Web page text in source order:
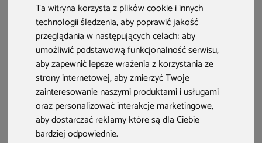
Ta witryna korzysta z plików cookie i innych
technologii śledzenia, aby poprawić jakość
przeglądania w następujących celach:aby
umożliwić podstawową funkcjonalność serwisu,
aby zapewnić lepsze wrażenia z korzystania ze
strony internetowej,aby zmierzyć Twoje
zainteresowanie naszymi produktami i usługami
oraz personalizować interakcje marketingowe,
aby dostarczać reklamy które są dla Ciebie
bardziej odpowiednie.